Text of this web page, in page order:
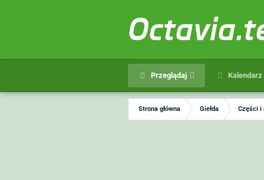
Przeglądaj Kalendarz
Strona główna Giełda Części i